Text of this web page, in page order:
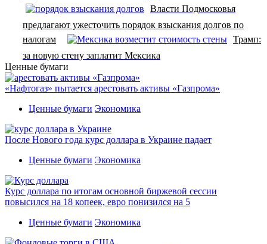
Власти Подмосковья
предлагают ужесточить порядок взыскания долгов по
налогам
Трамп:
за новую стену заплатит Мексика
Ценные бумаги
«Нафтогаз» пытается арестовать активы «Газпрома»
Ценные бумаги Экономика
После Нового года курс доллара в Украине падает
Ценные бумаги Экономика
Курс доллара по итогам основной биржевой сессии
повысился на 18 копеек, евро понизился на 5
Ценные бумаги Экономика